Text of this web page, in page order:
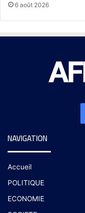
6 août 2026
NAVIGATION
Accueil
POLITIQUE
ECONOMIE